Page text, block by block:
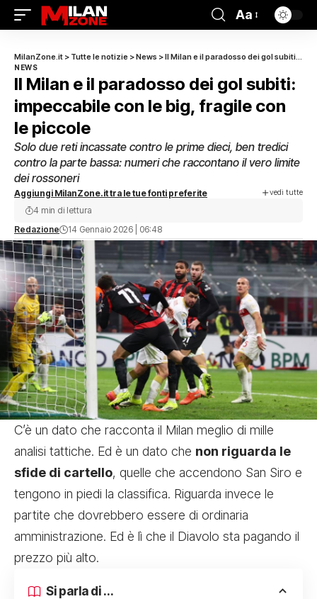
Aa
MilanZone.it > Tutte le notizie >News >Il Milan e il paradosso dei gol subiti: impeccabile con le big, fragile con le piccole
NEWS
Il Milan e il paradosso dei gol subiti:
impeccabile con le big, fragile con
le piccole
Solo due reti incassate contro le prime dieci, ben tredici
contro la parte bassa: numeri che raccontano il vero limite
dei rossoneri
Aggiungi MilanZone.it tra le tue fonti preferite vedi tutte
Redazione 14 Gennaio 2026 | 06:48
4 min di lettura
C’è un dato che racconta il Milan meglio di mille
analisi tattiche. Ed è un dato che non riguarda le
sfide di cartello, quelle che accendono San Siro e
tengono in piedi la classifica. Riguarda invece le
partite che dovrebbero essere di ordinaria
amministrazione. Ed è lì che il Diavolo sta pagando il
prezzo più alto.
Si parla di ...